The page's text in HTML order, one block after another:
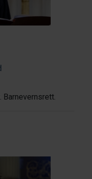
Barnevernsrett.